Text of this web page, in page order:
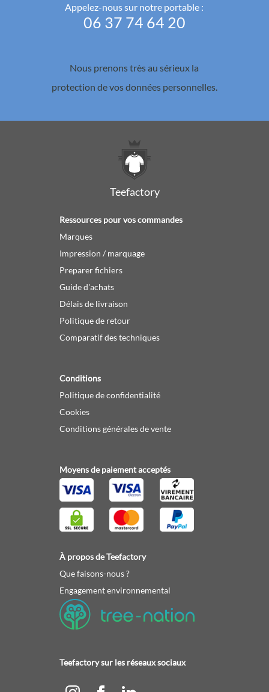
Appelez-nous sur notre portable :
06 37 74 64 20
Nous prenons très au sérieux la
protection de vos données personnelles.
Teefactory
Ressources pour vos commandes
Marques
Impression / marquage
Preparer fichiers
Guide d'achats
Délais de livraison
Politique de retour
Comparatif des techniques
Conditions
Politique de confidentialité
Cookies
Conditions générales de vente
Moyens de paiement acceptés
À propos de Teefactory
Que faisons-nous ?
Engagement environnemental
Teefactory sur les réseaux sociaux